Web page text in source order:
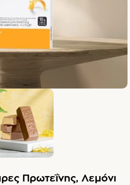
Πρωτεΐνης, Λεμόνι